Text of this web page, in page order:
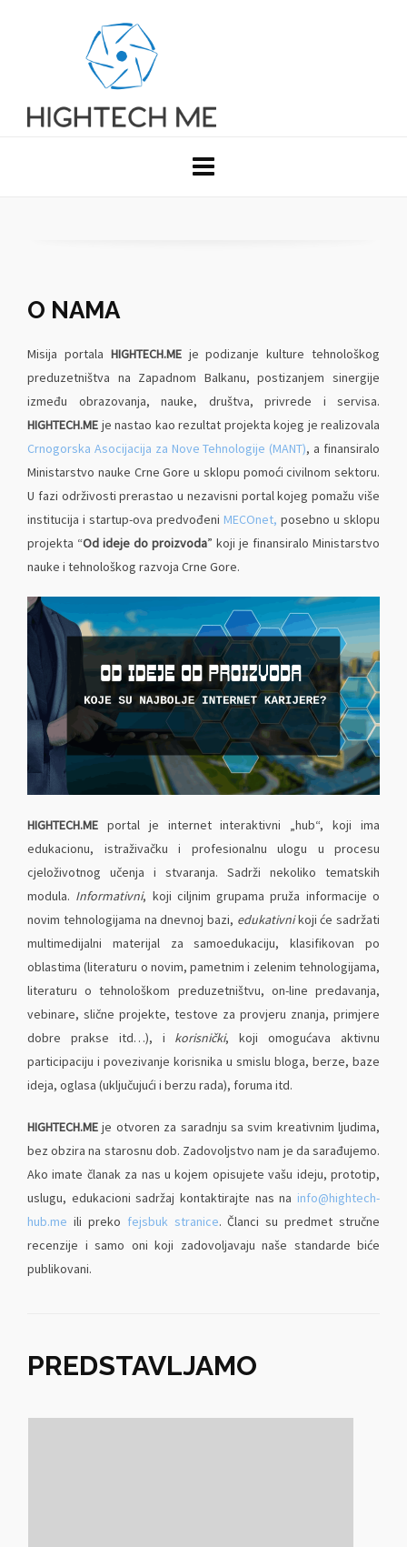
O NAMA
Misija portala HIGHTECH.MEje podizanje kulture tehnološkog
preduzetništva na Zapadnom Balkanu, postizanjem sinergije
između obrazovanja, nauke, društva, privrede i servisa.
HIGHTECH.ME je nastao kao rezultat projekta kojeg je realizovala
Crnogorska Asocijacija za Nove Tehnologije (MANT), a finansiralo
Ministarstvo nauke Crne Gore u sklopu pomoći civilnom sektoru.
U fazi održivosti prerastao u nezavisni portal kojeg pomažu više
institucija i startup-ova predvođeni MECOnet, posebno u sklopu
projekta “Od ideje do proizvoda” koji je finansiralo Ministarstvo
nauke i tehnološkog razvoja Crne Gore.
HIGHTECH.ME portal je internet interaktivni „hub“, koji ima
edukacionu, istraživačku i profesionalnu ulogu u procesu
cjeloživotnog učenja i stvaranja. Sadrži nekoliko tematskih
modula. Informativni, koji ciljnim grupama pruža informacije o
novim tehnologijama na dnevnoj bazi, edukativnikoji će sadržati
multimedijalni materijal za samoedukaciju, klasifikovan po
oblastima (literaturu o novim, pametnim i zelenim tehnologijama,
literaturu o tehnološkom preduzetništvu, on-line predavanja,
vebinare, slične projekte, testove za provjeru znanja, primjere
dobre prakse itd…), i korisnički, koji omogućava aktivnu
participaciju i povezivanje korisnika u smislu bloga, berze, baze
ideja, oglasa (uključujući i berzu rada), foruma itd.
HIGHTECH.ME je otvoren za saradnju sa svim kreativnim ljudima,
bez obzira na starosnu dob. Zadovoljstvo nam je da sarađujemo.
Ako imate članak za nas u kojem opisujete vašu ideju, prototip,
uslugu, edukacioni sadržaj kontaktirajte nas na info@hightech-
hub.me ili preko fejsbuk stranice. Članci su predmet stručne
recenzije i samo oni koji zadovoljavaju naše standarde biće
publikovani.
PREDSTAVLJAMO